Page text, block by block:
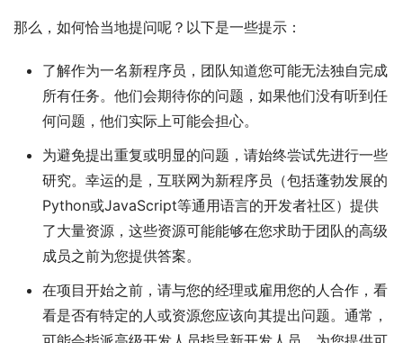
那么，如何恰当地提问呢？以下是一些提示：
了解作为一名新程序员，团队知道您可能无法独自完成
所有任务。他们会期待你的问题，如果他们没有听到任
何问题，他们实际上可能会担心。
为避免提出重复或明显的问题，请始终尝试先进行一些
研究。幸运的是，互联网为新程序员（包括蓬勃发展的
Python或JavaScript等通用语言的开发者社区）提供
了大量资源 ，这些资源可能能够在您求助于团队的高级
成员之前为您提供答案。
在项目开始之前，请与您的经理或雇用您的人合作，看
看是否有特定的人或资源您应该向其提出问题。通常，